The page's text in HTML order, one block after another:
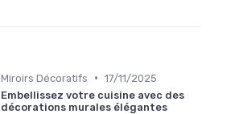
Miroirs Décoratifs • 17/11/2025
Embellissez votre cuisine avec des
décorations murales élégantes